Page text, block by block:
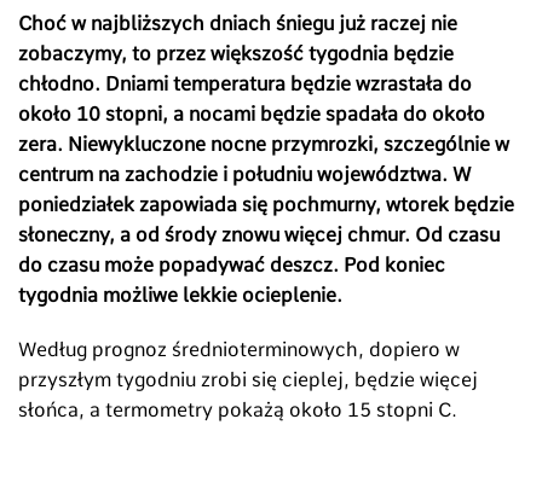
Choć w najbliższych dniach śniegu już raczej nie
zobaczymy, to przez większość tygodnia będzie
chłodno. Dniami temperatura będzie wzrastała do
około 10 stopni, a nocami będzie spadała do około
zera. Niewykluczone nocne przymrozki, szczególnie w
centrum na zachodzie i południu województwa. W
poniedziałek zapowiada się pochmurny, wtorek będzie
słoneczny, a od środy znowu więcej chmur. Od czasu
do czasu może popadywać deszcz. Pod koniec
tygodnia możliwe lekkie ocieplenie.
Według prognoz średnioterminowych, dopiero w
przyszłym tygodniu zrobi się cieplej, będzie więcej
słońca, a termometry pokażą około 15 stopni C.